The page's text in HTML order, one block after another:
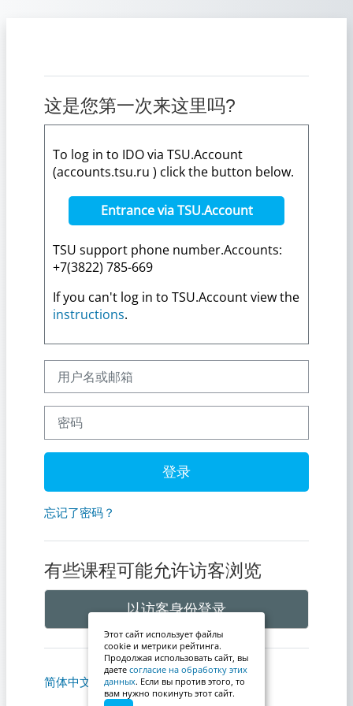
这是您第一次来这里吗?
To log in to IDO via TSU.Account
(accounts.tsu.ru ) click the button below.
Entrance via TSU.Account
TSU support phone number.Accounts:
+7(3822) 785-669
If you can't log in to TSU.Account view the
instructions.
用户名或邮箱
密码
登录
忘记了密码？
有些课程可能允许访客浏览
以访客身份登录
简体中文 ‎(zh_cn)‎ Cookie通告
Этот сайт использует файлы
cookie и метрики рейтинга.
Продолжая использовать сайт, вы
даете согласие на обработку этих
данных. Если вы против этого, то
вам нужно покинуть этот сайт.